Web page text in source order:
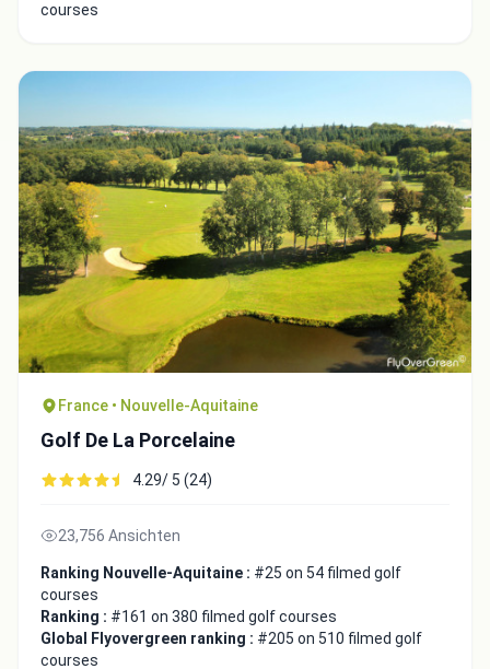
courses
France • Nouvelle-Aquitaine
Golf De La Porcelaine
4.29/ 5 (24)
23,756 Ansichten
Ranking Nouvelle-Aquitaine : #25 on 54 filmed golf
courses
Ranking : #161 on 380 filmed golf courses
Global Flyovergreen ranking : #205 on 510 filmed golf
courses